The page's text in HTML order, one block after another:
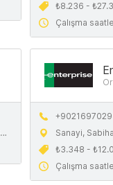
₺8.236 -
Çalışma
Sanayi, Sabiha
₺3.348 -
Çalışma